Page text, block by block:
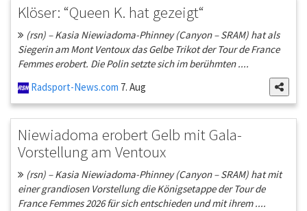
Klöser: “Queen K. hat gezeigt“
(rsn) – Kasia Niewiadoma-Phinney (Canyon – SRAM) hat als
Siegerin am Mont Ventoux das Gelbe Trikot der Tour de France
Femmes erobert. Die Polin setzte sich im berühmten ....
Radsport-News.com 7. Aug
Niewiadoma erobert Gelb mit Gala-
Vorstellung am Ventoux
(rsn) – Kasia Niewiadoma-Phinney (Canyon – SRAM) hat mit
einer grandiosen Vorstellung die Königsetappe der Tour de
France Femmes 2026 für sich entschieden und mit ihrem ....